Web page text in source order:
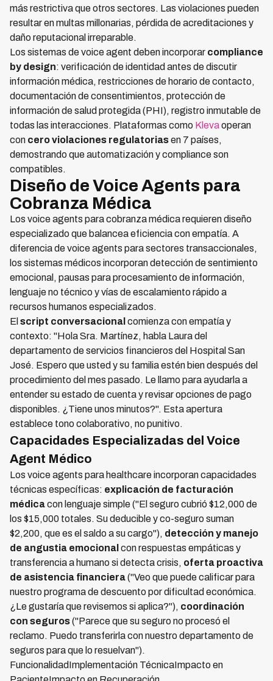
más restrictiva que otros sectores. Las violaciones pueden
resultar en multas millonarias, pérdida de acreditaciones y
daño reputacional irreparable.
Los sistemas de voice agent deben incorporar compliance
by design: verificación de identidad antes de discutir
información médica, restricciones de horario de contacto,
documentación de consentimientos, protección de
información de salud protegida (PHI), registro inmutable de
todas las interacciones. Plataformas como Klevaoperan
con cero violaciones regulatoriasen 7 países,
demostrando que automatización y compliance son
compatibles.
Diseño de Voice Agents para
Cobranza Médica
Los voice agents para cobranza médica requieren diseño
especializado que balancea eficiencia con empatía. A
diferencia de voice agents para sectores transaccionales,
los sistemas médicos incorporan detección de sentimiento
emocional, pausas para procesamiento de información,
lenguaje no técnico y vías de escalamiento rápido a
recursos humanos especializados.
El script conversacional comienza con empatía y
contexto: "Hola Sra. Martínez, habla Laura del
departamento de servicios financieros del Hospital San
José. Espero que usted y su familia estén bien después del
procedimiento del mes pasado. Le llamo para ayudarla a
entender su estado de cuenta y revisar opciones de pago
disponibles. ¿Tiene unos minutos?". Esta apertura
establece tono colaborativo, no punitivo.
Capacidades Especializadas del Voice
Agent Médico
Los voice agents para healthcare incorporan capacidades
técnicas específicas: explicación de facturación
médicacon lenguaje simple ("El seguro cubrió $12,000 de
los $15,000 totales. Su deducible y co-seguro suman
$2,200, que es el saldo a su cargo"), detección y manejo
de angustia emocional con respuestas empáticas y
transferencia a humano si detecta crisis, oferta proactiva
de asistencia financiera("Veo que puede calificar para
nuestro programa de descuento por dificultad económica.
¿Le gustaría que revisemos si aplica?"), coordinación
con seguros("Parece que su seguro no procesó el
reclamo. Puedo transferirla con nuestro departamento de
seguros para que lo resuelvan").
FuncionalidadImplementación TécnicaImpacto en